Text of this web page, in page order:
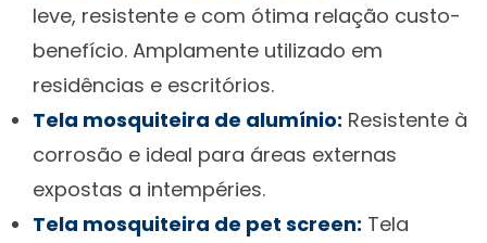
leve, resistente e com ótima relação custo-
benefício. Amplamente utilizado em
residências e escritórios.
Tela mosquiteira de alumínio: Resistente à
corrosão e ideal para áreas externas
expostas a intempéries.
Tela mosquiteira de pet screen: Tela